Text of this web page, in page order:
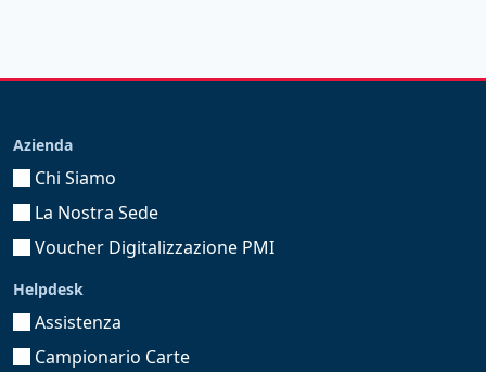
Azienda
Chi Siamo
La Nostra Sede
Voucher Digitalizzazione PMI
Helpdesk
Assistenza
Campionario Carte